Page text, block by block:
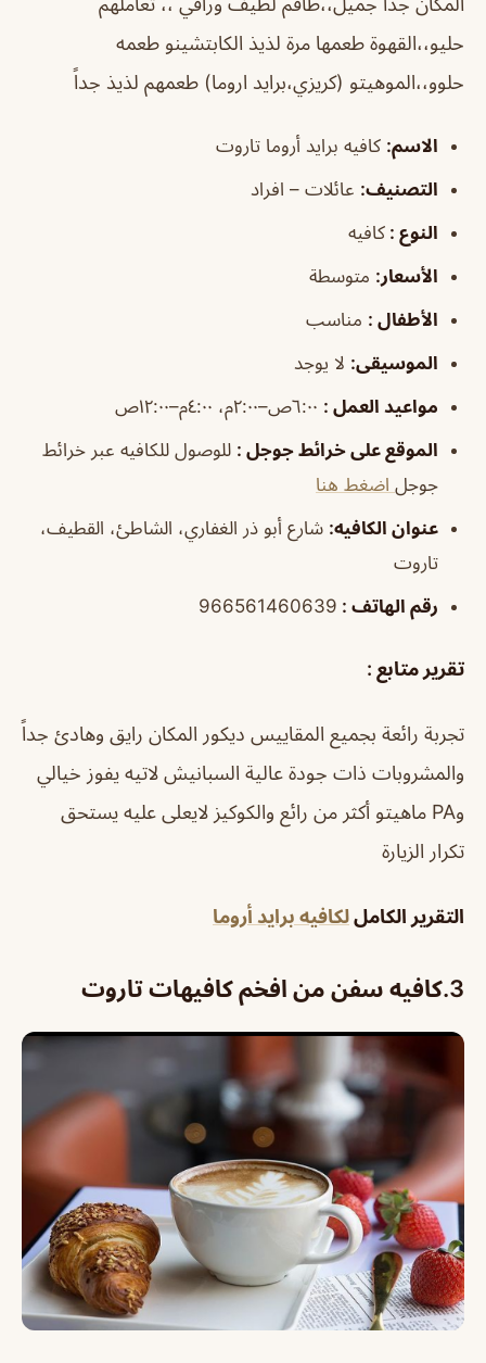
حليو،،القهوة طعمها مرة لذيذ الكابتشينو طعمه
حلوو،،الموهيتو (كريزي،برايد اروما) طعمهم لذيذ جداً
الاسم: كافيه برايد أروما تاروت
التصنيف: عائلات – افراد
النوع : كافيه
الأسعار: متوسطة
الأطفال : مناسب
الموسيقى: لا يوجد
مواعيد العمل : ٦:٠٠ص–٢:٠٠م، ٤:٠٠م–١٢:٠٠ص
الموقع على خرائط جوجل : للوصول للكافيه عبر خرائط
جوجل اضغط هنا
عنوان الكافيه: شارع أبو ذر الغفاري، الشاطئ، القطيف،
تاروت
رقم الهاتف : 966561460639
تقرير متابع :
تجربة رائعة بجميع المقاييس ديكور المكان رايق وهادئ جداً
والمشروبات ذات جودة عالية السبانيش لاتيه يفوز خيالي
وPA ماهيتو أكثر من رائع والكوكيز لايعلى عليه يستحق
تكرار الزيارة
التقرير الكامللكافيه برايد أروما
3. كافيه سفن من افخم كافيهات تاروت